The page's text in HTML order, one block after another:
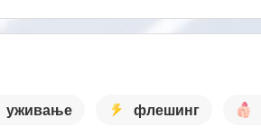
уживање флешинг